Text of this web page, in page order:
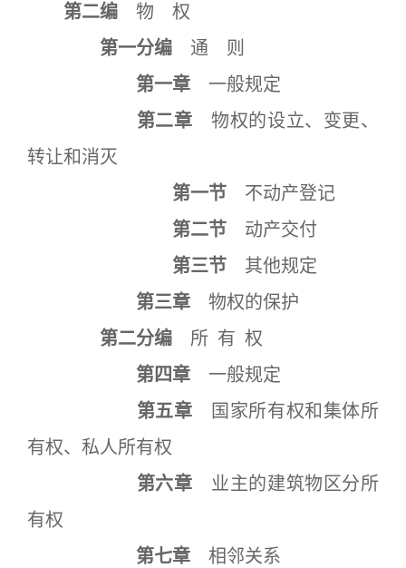
第二编 物 权
第一分编 通 则
第一章 一般规定
第二章 物权的设立、变更、
转让和消灭
第一节 不动产登记
第二节 动产交付
第三节 其他规定
第三章 物权的保护
第二分编 所 有 权
第四章 一般规定
第五章 国家所有权和集体所
有权、私人所有权
第六章 业主的建筑物区分所
有权
第七章 相邻关系